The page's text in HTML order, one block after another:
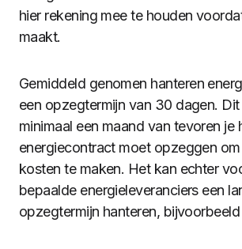
hier rekening mee te houden
maakt.
Gemiddeld genomen hanteren
een opzegtermijn van 30 dagen.
minimaal een maand van tevoren je
energiecontract moet opzeggen
kosten te maken. Het kan echter
bepaalde energieleveranciers een
opzegtermijn hanteren,